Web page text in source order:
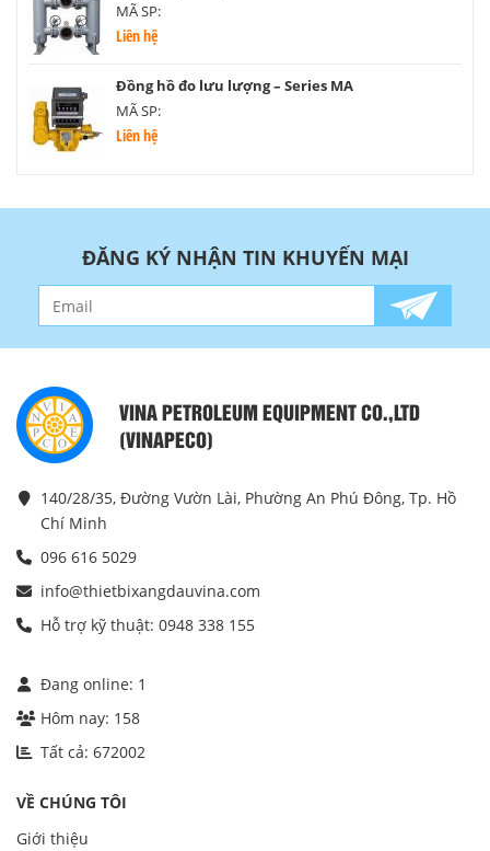
MÃ SP:
Liên hệ
Đồng hồ đo lưu lượng – Series MA
MÃ SP:
Liên hệ
ĐĂNG KÝ NHẬN TIN KHUYẾN MẠI
VINA PETROLEUM EQUIPMENT CO.,LTD
(VINAPECO)
140/28/35, Đường Vườn Lài, Phường An Phú Đông, Tp. Hồ
Chí Minh
096 616 5029
info@thietbixangdauvina.com
Hỗ trợ kỹ thuật: 0948 338 155
Đang online: 1
Hôm nay: 158
Tất cả: 672002
VỀ CHÚNG TÔI
Giới thiệu